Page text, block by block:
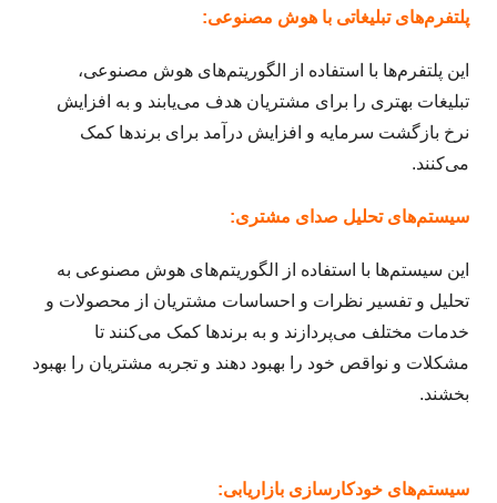
پلتفرم‌های تبلیغاتی با هوش مصنوعی:
این پلتفرم‌ها با استفاده از الگوریتم‌های هوش مصنوعی،
تبلیغات بهتری را برای مشتریان هدف می‌یابند و به افزایش
نرخ بازگشت سرمایه و افزایش درآمد برای برند‌ها کمک
می‌کنند.
سیستم‌های تحلیل صدای مشتری:
این سیستم‌ها با استفاده از الگوریتم‌های هوش مصنوعی به
تحلیل و تفسیر نظرات و احساسات مشتریان از محصولات و
خدمات مختلف می‌پردازند و به برندها کمک می‌کنند تا
مشکلات و نواقص خود را بهبود دهند و تجربه مشتریان را بهبود
بخشند.
سیستم‌های خودکارسازی بازاریابی: